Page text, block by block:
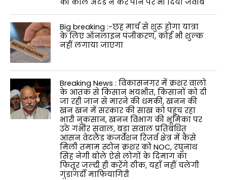
Big breaking :-छह मार्च से शुरू होगा यात्रा
के लिए ऑनलाइन पंजीकरण, कोई भी शुल्क
नहीं लगाया जाएगा
Breaking News : विकासनगर में क्रशर वालो
के आतंक से किसान भयभीत, किसानों को दी
जा रही जान से मारने की धमकी, खनन की
खन खन में सरकार की साख को पहुंच रहा
भारी नुकसान, खनन विभाग की भूमिका पर
उठे गंभीर सवाल, बड़ा सवाल प्रतिबंधित
आसन वेटलैंड कंजर्वेशन रिजर्व क्षेत्र में कैसे
मिली तमाम स्टोन क्रशर को NOC, रघुनाथ
सिंह नेगी बोले ऐसे लोगों के दिमाग का
फितूर जल्दी ही करेंगे ठीक, यहाँ नहीं चलेगी
गुंडागर्दी माफियागिरी